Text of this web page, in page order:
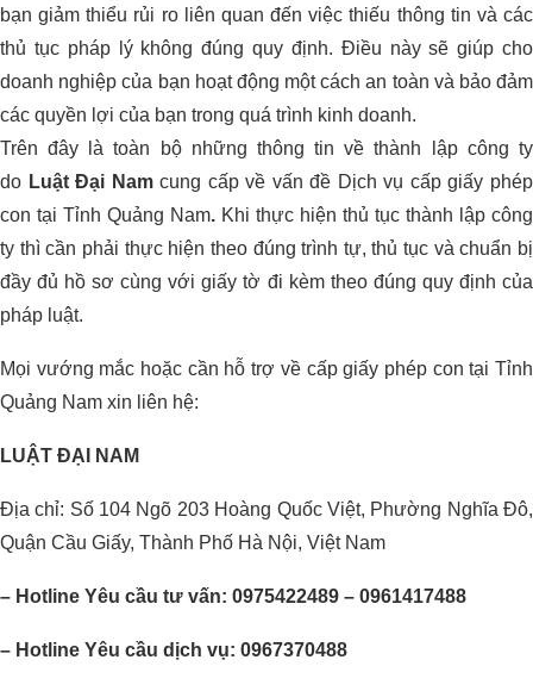
bạn giảm thiểu rủi ro liên quan đến việc thiếu thông tin và các
thủ tục pháp lý không đúng quy định. Điều này sẽ giúp cho
doanh nghiệp của bạn hoạt động một cách an toàn và bảo đảm
các quyền lợi của bạn trong quá trình kinh doanh.
Trên đây là toàn bộ những thông tin về thành lập công ty
do Luật Đại Namcung cấp về vấn đề Dịch vụ cấp giấy phép
con tại Tỉnh Quảng Nam. Khi thực hiện thủ tục thành lập công
ty thì cần phải thực hiện theo đúng trình tự, thủ tục và chuẩn bị
đầy đủ hồ sơ cùng với giấy tờ đi kèm theo đúng quy định của
pháp luật.
Mọi vướng mắc hoặc cần hỗ trợ về cấp giấy phép con tại Tỉnh
Quảng Nam xin liên hệ:
LUẬT ĐẠI NAM
Địa chỉ: Số 104 Ngõ 203 Hoàng Quốc Việt, Phường Nghĩa Đô,
Quận Cầu Giấy, Thành Phố Hà Nội, Việt Nam
– Hotline Yêu cầu tư vấn: 0975422489 – 0961417488
– Hotline Yêu cầu dịch vụ: 0967370488